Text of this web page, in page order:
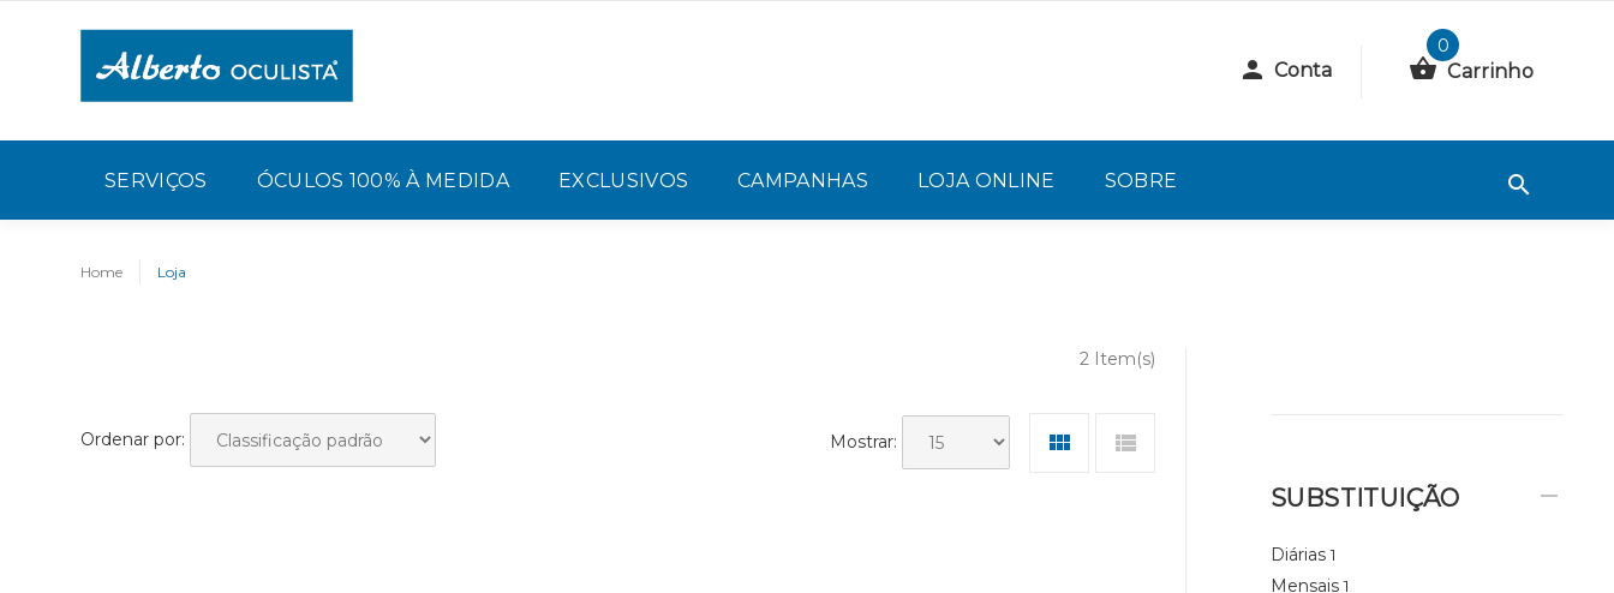
Conta
0
Carrinho
SERVIÇOS ÓCULOS 100% À MEDIDA EXCLUSIVOS CAMPANHAS LOJA ONLINE SOBRE
Home Loja
2 Item(s)
Ordenar por: Mostrar:
SUBSTITUIÇÃO
Diárias 1
Mensais 1